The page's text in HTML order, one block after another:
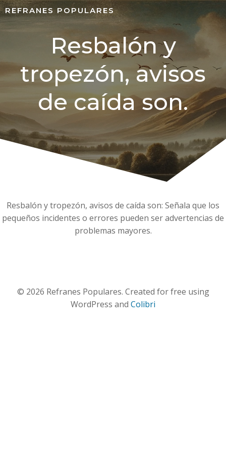
REFRANES POPULARES
Resbalón y
tropezón, avisos
de caída son.
Resbalón y tropezón, avisos de caída son: Señala que los
pequeños incidentes o errores pueden ser advertencias de
problemas mayores.
© 2026 Refranes Populares. Created for free using
WordPress and Colibri